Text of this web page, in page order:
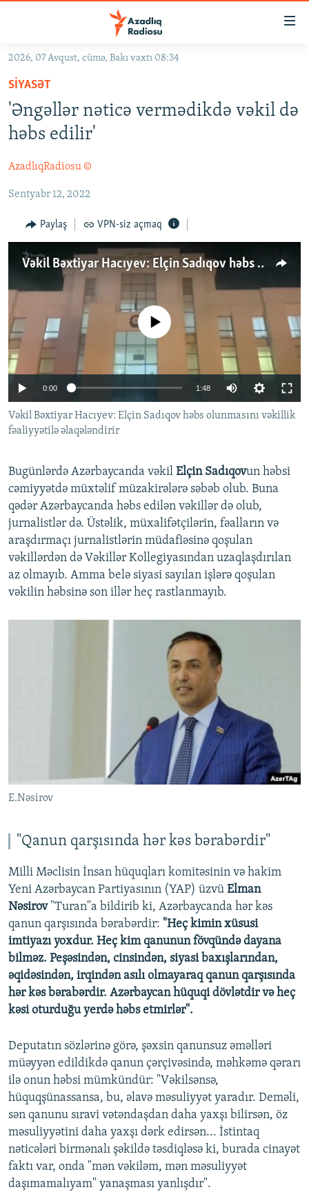
Əsas
qayıt
Əsas
naviqasiyaya
qayıt
Axtarışa
GÜNDƏM
#İZAHLA
KORRUPSIOMETR
FƏRQƏ BAX
QANUNI DOĞRU
ARAŞDIRMA
MULTIMEDIA
FOTOQALEREYA
İNFOQRAFIKA
KARIKATURA
RADIO ARXIV
AZƏRBAYCAN ƏDƏBIYYATI KITABXANASI
İSLAM VƏ DEMOKRATIYA
İZ - MƏDƏNIYYƏT PROQRAMI
HAQQIMIZDA
MISSIYAMIZ
PEŞƏ ETIKASI VƏ JURNALISTIKA STANDARTLARIMIZ
MATERIALLARIMIZDAN ISTIFADƏ
BIZIMLƏ ƏLAQƏ
BIZI IZLƏ
2026, 07 Avqust, cümə, Bakı vaxtı 08:34
SIYASƏT
'Əngəllər nəticə vermədikdə vəkil də
həbs edilir'
AzadlıqRadiosu ©
Sentyabr 12, 2022
Paylaş VPN-siz açmaq
Vəkil Bəxtiyar Hacıyev: Elçin Sadıqov həbs olunmasını vəkillik fəaliyyətilə əlaqələndirir
350p 464p
No media source currently available
0:00 1:48
Vəkil Bəxtiyar Hacıyev: Elçin Sadıqov həbs olunmasını vəkillik
fəaliyyətilə əlaqələndirir
Bugünlərdə Azərbaycanda vəkil Elçin Sadıqovun həbsi
cəmiyyətdə müxtəlif müzakirələrə səbəb olub. Buna
qədər Azərbaycanda həbs edilən vəkillər də olub,
jurnalistlər də. Üstəlik, müxalifətçilərin, fəalların və
araşdırmaçı jurnalistlərin müdafiəsinə qoşulan
vəkillərdən də Vəkillər Kollegiyasından uzaqlaşdırılan
az olmayıb. Amma belə siyasi sayılan işlərə qoşulan
vəkilin həbsinə son illər heç rastlanmayıb.
E.Nəsirov
"Qanun qarşısında hər kəs bərabərdir"
Milli Məclisin İnsan hüquqları komitəsinin və hakim
Yeni Azərbaycan Partiyasının (YAP) üzvü Elman
Nəsirov"Turan"a bildirib ki, Azərbaycanda hər kəs
qanun qarşısında bərabərdir: "Heç kimin xüsusi
imtiyazı yoxdur. Heç kim qanunun fövqündə dayana
bilməz. Peşəsindən, cinsindən, siyasi baxışlarından,
əqidəsindən, irqindən asılı olmayaraq qanun qarşısında
hər kəs bərabərdir. Azərbaycan hüquqi dövlətdir və heç
kəsi oturduğu yerdə həbs etmirlər".
Deputatın sözlərinə görə, şəxsin qanunsuz əməlləri
müəyyən edildikdə qanun çərçivəsində, məhkəmə qərarı
ilə onun həbsi mümkündür: "Vəkilsənsə,
hüquqşünassansa, bu, əlavə məsuliyyət yaradır. Deməli,
sən qanunu sıravi vətəndaşdan daha yaxşı bilirsən, öz
məsuliyyətini daha yaxşı dərk edirsən... İstintaq
nəticələri birmənalı şəkildə təsdiqləsə ki, burada cinayət
faktı var, onda "mən vəkiləm, mən məsuliyyət
daşımamalıyam" yanaşması yanlışdır".